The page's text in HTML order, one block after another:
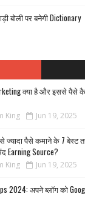
बोली पर बनेगी Dictionary
क्या है और इससे पैसे
King Jun 19, 2025
ज्यादा पैसे कमाने के 7 बेस्ट
Earning Source?
King Jun 19, 2025
2024: अपने ब्लॉग को